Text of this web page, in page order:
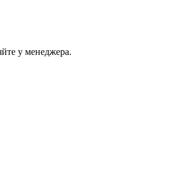
у менеджера.